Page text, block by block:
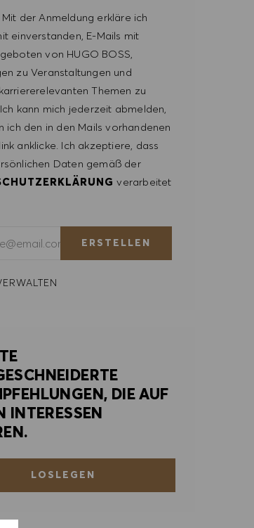
Mit der Anmeldung erkläre ich
einverstanden, E-Mails mit
von HUGO BOSS,
zu Veranstaltungen und
Themen zu
kann mich jederzeit abmelden,
ich den in den Mails vorhandenen
anklicke. Ich akzeptiere, dass
Daten gemäß der
verarbeitet
ERSTELLEN
DIE AUF
INTERESSEN
LOSLEGEN